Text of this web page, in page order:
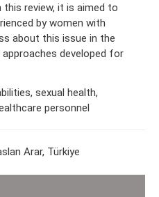
review, it is aimed to
by women with
about this issue in the
developed for
sexual health,
personnel
Arar, Türkiye